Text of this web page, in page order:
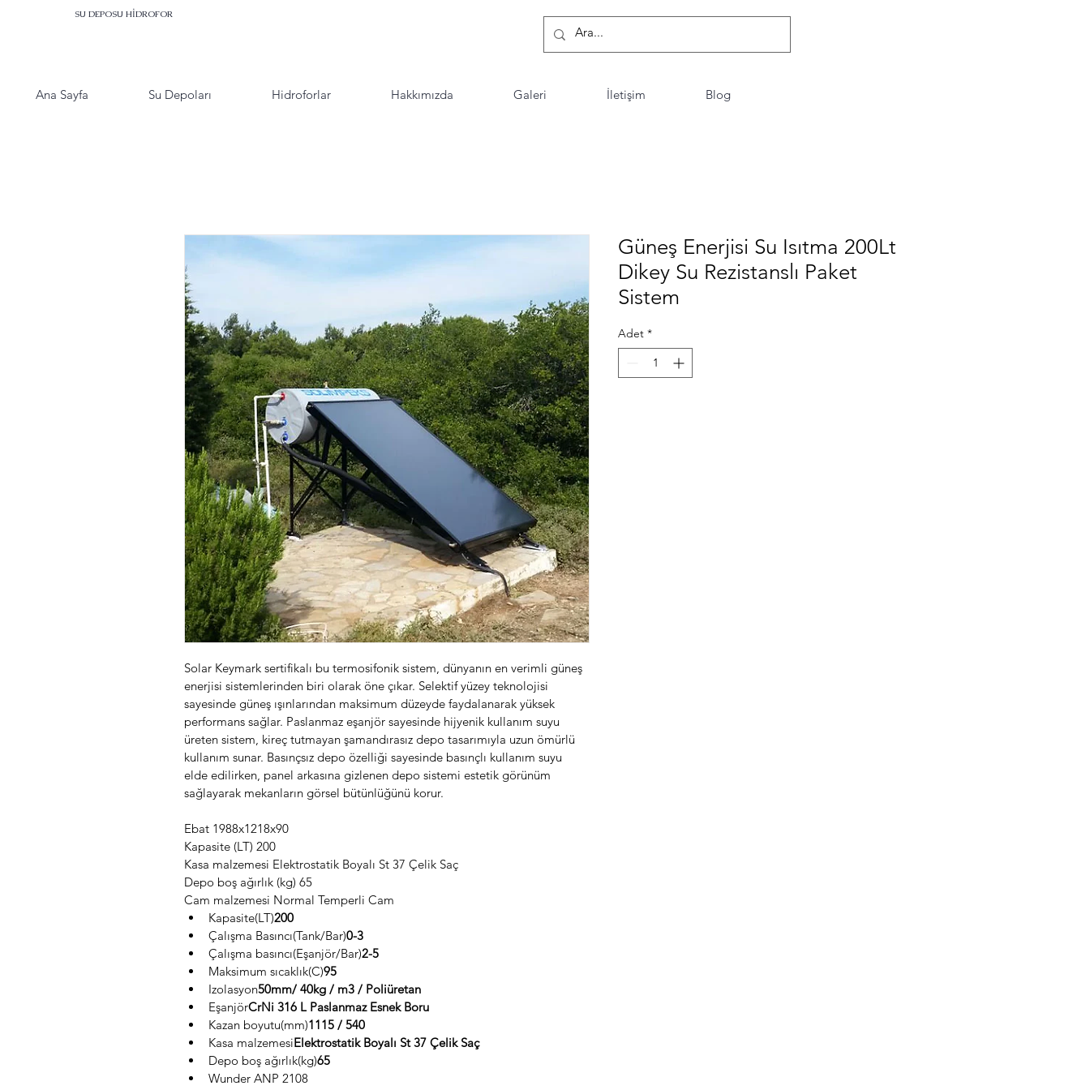
SU DEPOSU HİDROFOR
Ana Sayfa Su Depoları Hidroforlar Hakkımızda Galeri İletişim Blog
Solar Keymark sertifikalı bu termosifonik sistem, dünyanın en verimli güneş
enerjisi sistemlerinden biri olarak öne çıkar. Selektif yüzey teknolojisi
sayesinde güneş ışınlarından maksimum düzeyde faydalanarak yüksek
performans sağlar. Paslanmaz eşanjör sayesinde hijyenik kullanım suyu
üreten sistem, kireç tutmayan şamandırasız depo tasarımıyla uzun ömürlü
kullanım sunar. Basınçsız depo özelliği sayesinde basınçlı kullanım suyu
elde edilirken, panel arkasına gizlenen depo sistemi estetik görünüm
sağlayarak mekanların görsel bütünlüğünü korur.
Ebat 1988x1218x90
Kapasite (LT) 200
Kasa malzemesi Elektrostatik Boyalı St 37 Çelik Saç
Depo boş ağırlık (kg) 65
Cam malzemesi Normal Temperli Cam
Kapasite(LT)200
Çalışma Basıncı(Tank/Bar)0-3
Çalışma basıncı(Eşanjör/Bar)2-5
Maksimum sıcaklık(C)95
Izolasyon50mm/ 40kg / m3 / Poliüretan
EşanjörCrNi 316 L Paslanmaz Esnek Boru
Kazan boyutu(mm)1115 / 540
Kasa malzemesiElektrostatik Boyalı St 37 Çelik Saç
Depo boş ağırlık(kg)65
Wunder ANP 2108
Güneş Enerjisi Su Isıtma 200Lt
Dikey Su Rezistanslı Paket
Sistem
Adet *